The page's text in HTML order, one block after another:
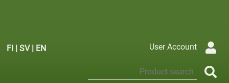
FI | SV| EN User Account